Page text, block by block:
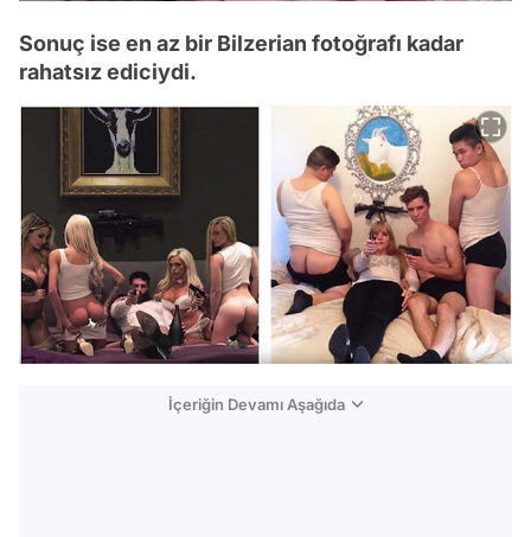
Sonuç ise en az bir Bilzerian fotoğrafı kadar
rahatsız ediciydi.
İçeriğin Devamı Aşağıda